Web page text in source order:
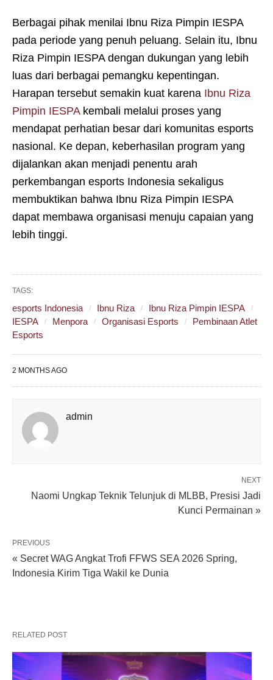
Berbagai pihak menilai Ibnu Riza Pimpin IESPA
pada periode yang penuh peluang. Selain itu, Ibnu
Riza Pimpin IESPA dengan dukungan yang lebih
luas dari berbagai pemangku kepentingan.
Harapan tersebut semakin kuat karena Ibnu Riza
Pimpin IESPAkembali melalui proses yang
mendapat perhatian besar dari komunitas esports
nasional. Ke depan, keberhasilan program yang
dijalankan akan menjadi penentu arah
perkembangan esports Indonesia sekaligus
membuktikan bahwa Ibnu Riza Pimpin IESPA
dapat membawa organisasi menuju capaian yang
lebih tinggi.
TAGS:
esports Indonesia Ibnu Riza
Ibnu Riza Pimpin IESPA
IESPA
Menpora Organisasi Esports
Pembinaan Atlet
Esports
2 MONTHS AGO
admin
NEXT
Naomi Ungkap Teknik Telunjuk di MLBB, Presisi Jadi
Kunci Permainan »
PREVIOUS
« Secret WAG Angkat Trofi FFWS SEA 2026 Spring,
Indonesia Kirim Tiga Wakil ke Dunia
RELATED POST